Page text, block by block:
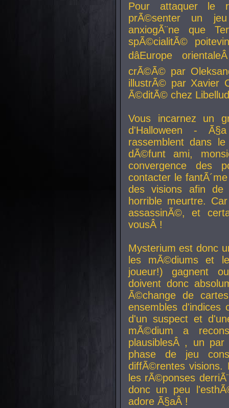
Pour attaquer le
prÃ©senter un
anxiogÃ¨ne que
spÃ©cialitÃ©
dâEurope
crÃ©Ã© par
illustrÃ© par Xavier
Ã©ditÃ© chez
Vous incarnez un
d'Halloween -
rassemblent dans
dÃ©funt ami,
convergence des
contacter le
des visions afin
horrible meurtre.
assassinÃ©, et
vousÂ !
Mysterium est donc
les mÃ©diums et
joueur!) gagnent
doivent donc
Ã©change de
ensembles d'indices
d'un suspect et
mÃ©dium a
plausiblesÂ , un par
phase de jeu
diffÃ©rentes visions.
les rÃ©ponses
donc un peu
adore Ã§aÂ !